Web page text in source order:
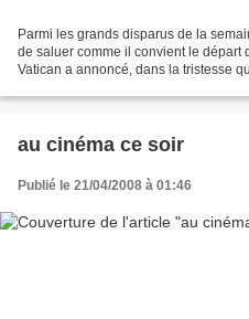
Parmi les grands disparus de la
de saluer comme il convient le départ
Vatican a annoncé, dans la tristesse
au cinéma ce soir
Publié le 21/04/2008 à 01:46